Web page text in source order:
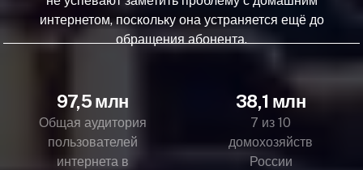
интернетом, поскольку она устраняется ещё до
обращения абонента.
97,5 млн
Общая аудитория
пользователей
интернета в
38,1 млн
7 из 10
домохозяйств
России